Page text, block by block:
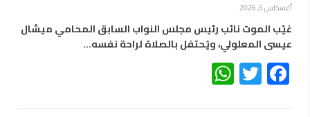
أغسطس 5, 2026
غيّب الموت نائب رئيس مجلس النواب السابق المحامي ميشال
عيسى المعلولي، ويُحتفل بالصلاة لراحة نفسه…
Facebook
Twitter